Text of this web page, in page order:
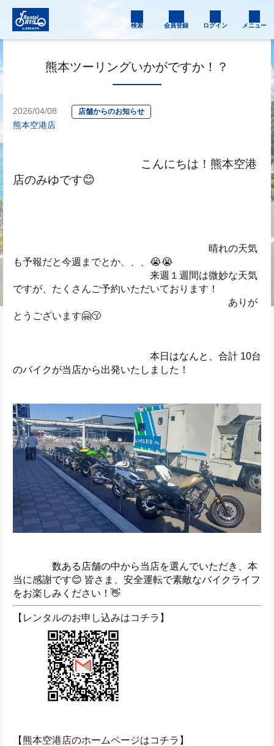
検索 会員登録 ログイン メニュー
熊本ツーリングいかがですか！？
2026/04/08 店舗からのお知らせ
熊本空港店
こんにちは！熊本空港
店のみゆです😊
晴れの天気
も予報だと今週までとか、、、😭😭
来週１週間は微妙な天気
ですが、たくさんご予約いただいております！
ありが
とうございます🤗😚
本日はなんと、合計 10台
のバイクが当店から出発いたしました！
数ある店舗の中から当店を選んでいただき、本
当に感謝です😊 皆さま、安全運転で素敵なバイクライフ
をお楽しみください！👋
【レンタルのお申し込みはコチラ】
【熊本空港店のホームページはコチラ】